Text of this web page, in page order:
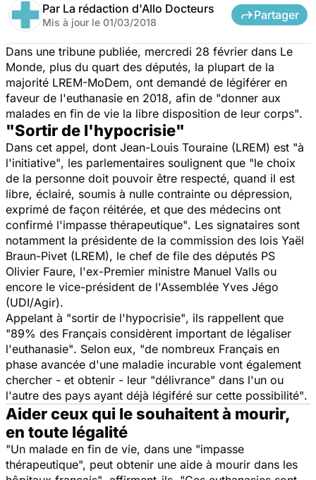
Par La rédaction d'Allo Docteurs
Mis à jour le 01/03/2018
Partager
Dans une tribune publiée, mercredi 28 février dans Le
Monde, plus du quart des députés, la plupart de la
majorité LREM-MoDem, ont demandé de légiférer en
faveur de l'euthanasie en 2018, afin de "donner aux
malades en fin de vie la libre disposition de leur corps".
"Sortir de l'hypocrisie"
Dans cet appel, dont Jean-Louis Touraine (LREM) est "à
l'initiative", les parlementaires soulignent que "le choix
de la personne doit pouvoir être respecté, quand il est
libre, éclairé, soumis à nulle contrainte ou dépression,
exprimé de façon réitérée, et que des médecins ont
confirmé l'impasse thérapeutique". Les signataires sont
notamment la présidente de la commission des lois Yaël
Braun-Pivet (LREM), le chef de file des députés PS
Olivier Faure, l'ex-Premier ministre Manuel Valls ou
encore le vice-président de l'Assemblée Yves Jégo
(UDI/Agir).
Appelant à "sortir de l'hypocrisie", ils rappellent que
"89% des Français considèrent important de légaliser
l'euthanasie". Selon eux, "de nombreux Français en
phase avancée d'une maladie incurable vont également
chercher - et obtenir - leur "délivrance" dans l'un ou
l'autre des pays ayant déjà légiféré sur cette possibilité".
Aider ceux qui le souhaitent à mourir,
en toute légalité
"Un malade en fin de vie, dans une "impasse
thérapeutique", peut obtenir une aide à mourir dans les